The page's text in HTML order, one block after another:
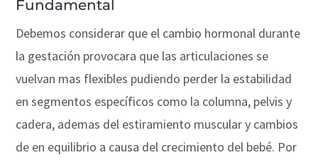
Fundamental
Debemos considerar que el cambio hormonal durante
la gestación provocara que las articulaciones se
vuelvan mas flexibles pudiendo perder la estabilidad
en segmentos específicos como la columna, pelvis y
cadera, ademas del estiramiento muscular y cambios
de en equilibrio a causa del crecimiento del bebé. Por